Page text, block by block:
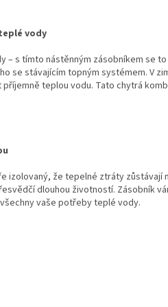
vody
– s tímto nástěnným zásobníkem se
se stávajícím topným systémem. V
teplou vodu. Tato chytrá
izolovaný, že tepelné ztráty zůstávají
dlouhou životností. Zásobník
vaše potřeby teplé vody.